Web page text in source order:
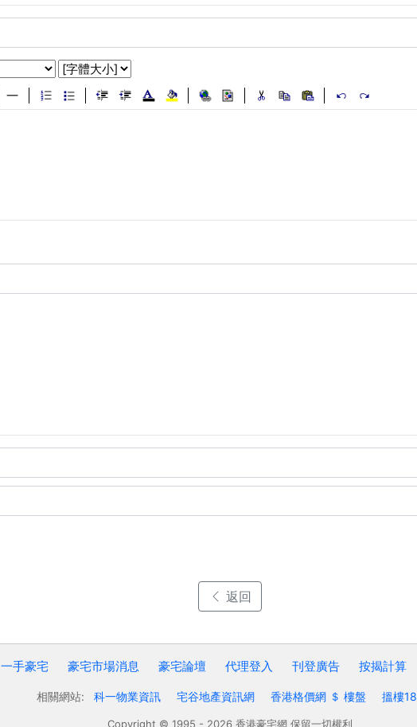
返回
一手豪宅 豪宅市場消息 豪宅論壇 代理登入 刊登廣告 按揭計算
相關網站: 科一物業資訊 宅谷地產資訊網 香港格價網 ＄ 樓盤 搵樓18
Copyright © 1995 - 2026 香港豪宅網 保留一切權利